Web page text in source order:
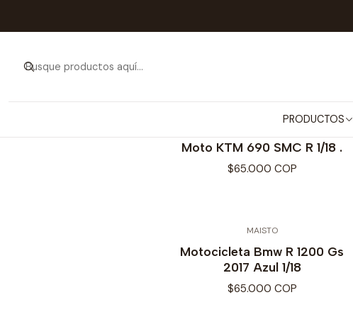
PRODUCTOS
Moto KTM 690 SMC R 1/18 .
$65.000 COP
MAISTO
Motocicleta Bmw R 1200 Gs
2017 Azul 1/18
$65.000 COP